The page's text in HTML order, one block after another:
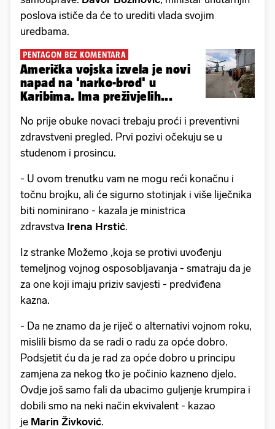
poslova ističe da će to urediti vlada svojim
uredbama.
PENTAGON BEZ KOMENTARA
Američka vojska izvela je novi
napad na 'narko-brod' u
Karibima. Ima preživjelih...
No prije obuke novaci trebaju proći i preventivni
zdravstveni pregled. Prvi pozivi očekuju se u
studenom i prosincu.
- U ovom trenutku vam ne mogu reći konačnu i
točnu brojku, ali će sigurno stotinjak i više liječnika
biti nominirano - kazala je ministrica
zdravstva Irena Hrstić.
Iz stranke Možemo ,koja se protivi uvođenju
temeljnog vojnog osposobljavanja - smatraju da je
za one koji imaju priziv savjesti - predviđena
kazna.
- Da ne znamo da je riječ o alternativi vojnom roku,
mislili bismo da se radi o radu za opće dobro.
Podsjetit ću da je rad za opće dobro u principu
zamjena za nekog tko je počinio kazneno djelo.
Ovdje još samo fali da ubacimo guljenje krumpira i
dobili smo na neki način ekvivalent - kazao
je Marin Živković.